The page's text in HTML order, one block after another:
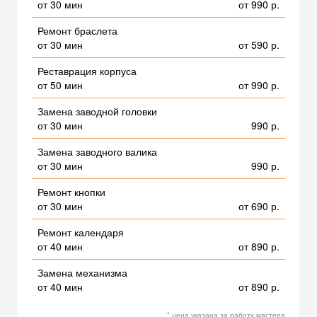
от 30 мин
от 990 р.
Ремонт браслета
от 30 мин
от 590 р.
Реставрация корпуса
от 50 мин
от 990 р.
Замена заводной головки
от 30 мин
990 р.
Замена заводного валика
от 30 мин
990 р.
Ремонт кнопки
от 30 мин
от 690 р.
Ремонт календаря
от 40 мин
от 890 р.
Замена механизма
от 40 мин
от 890 р.
* цена указана за работу мастера